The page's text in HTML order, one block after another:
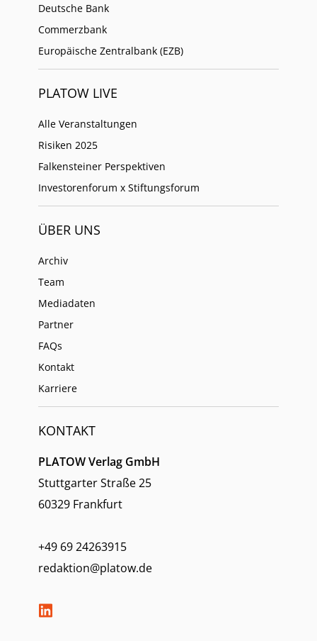
Deutsche Bank
Commerzbank
Europäische Zentralbank (EZB)
PLATOW LIVE
Alle Veranstaltungen
Risiken 2025
Falkensteiner Perspektiven
Investorenforum x Stiftungsforum
ÜBER UNS
Archiv
Team
Mediadaten
Partner
FAQs
Kontakt
Karriere
KONTAKT
PLATOW Verlag GmbH
Stuttgarter Straße 25
60329 Frankfurt
+49 69 24263915
redaktion@platow.de